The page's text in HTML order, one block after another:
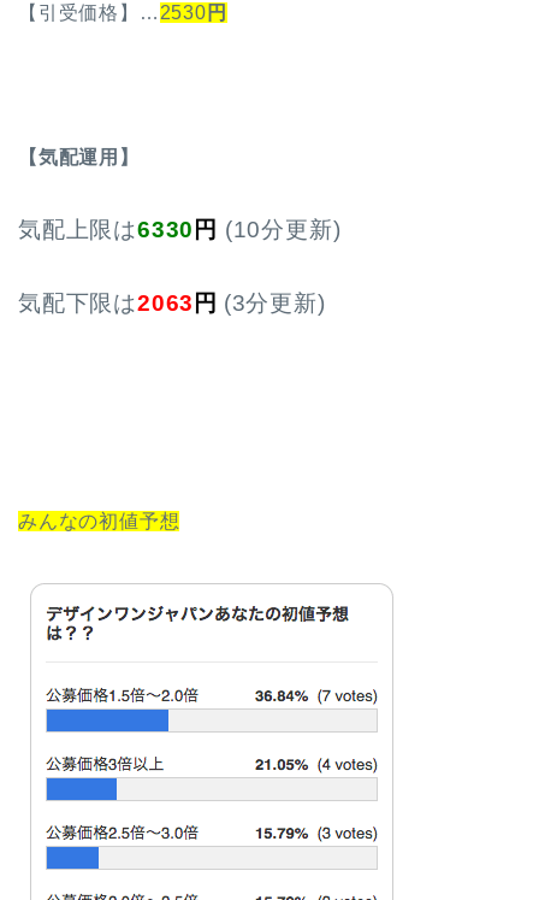
【引受価格】… 2530 円
【気配運用】
気配上限は6330 円 (10分更新)
気配下限は2063 円 (3分更新)
みんなの初値予想